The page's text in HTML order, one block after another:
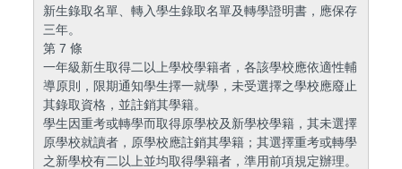
新生錄取名單、轉入學生錄取名單及轉學證明書，應保存
三年。
第 7 條
一年級新生取得二以上學校學籍者，各該學校應依適性輔
導原則，限期通知學生擇一就學，未受選擇之學校應廢止
其錄取資格，並註銷其學籍。
學生因重考或轉學而取得原學校及新學校學籍，其未選擇
原學校就讀者，原學校應註銷其學籍；其選擇重考或轉學
之新學校有二以上並均取得學籍者，準用前項規定辦理。